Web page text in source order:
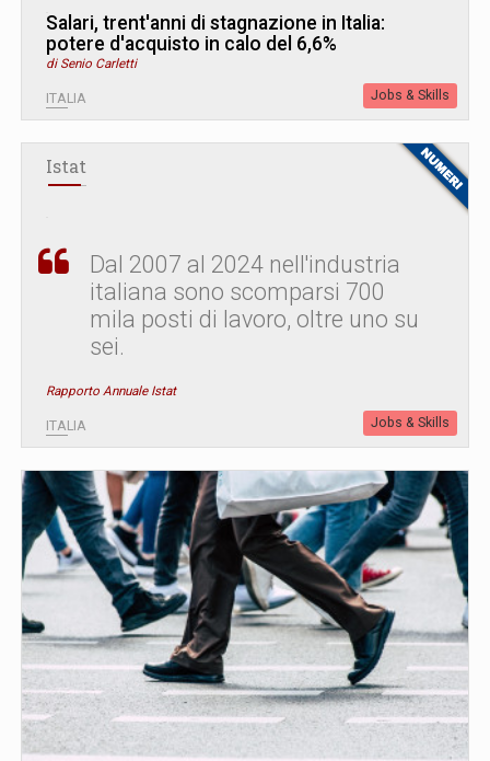
Salari, trent'anni di stagnazione in Italia:
potere d'acquisto in calo del 6,6%
di Senio Carletti
ITALIA Jobs & Skills
Istat
Dal 2007 al 2024 nell'industria
italiana sono scomparsi 700
mila posti di lavoro, oltre uno su
sei.
Rapporto Annuale Istat
ITALIA Jobs & Skills